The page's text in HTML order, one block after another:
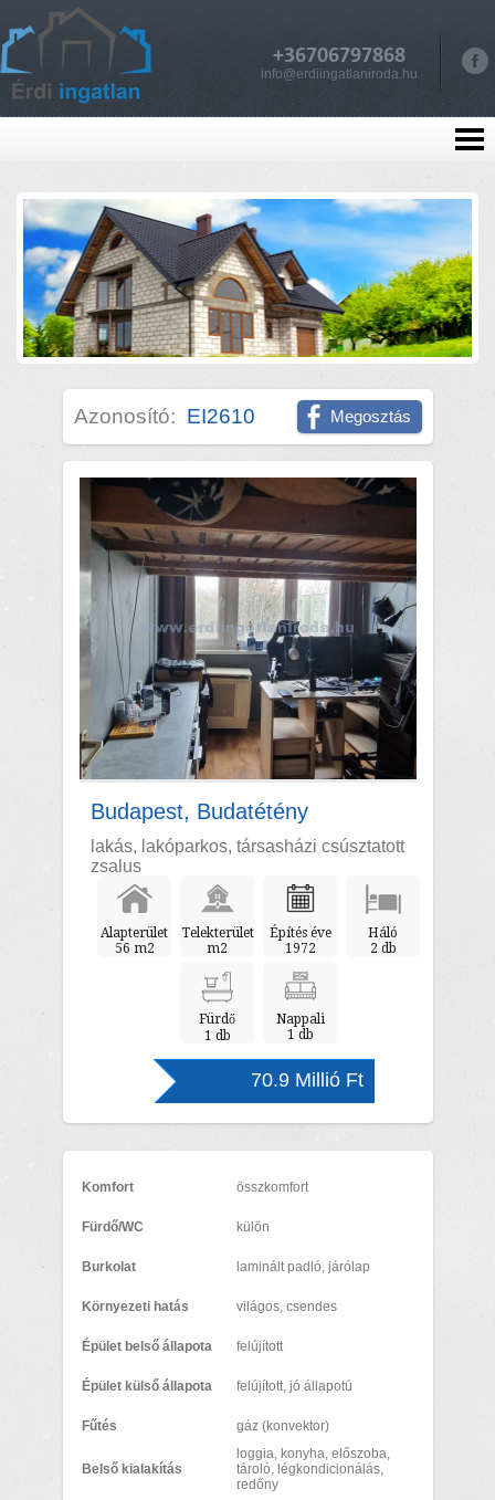
+36706797868
info@erdiingatlaniroda.hu
Azonosító: EI2610 Megosztás
Budapest, Budatétény
lakás, lakóparkos, társasházi csúsztatott
zsalus
Alapterület
56 m2
Telekterület
m2
Építés éve
1972
Háló
2 db
Fürdő
1 db
Nappali
1 db
70.9 Millió Ft
Komfort összkomfort
Fürdő/WC külön
Burkolat laminált padló, járólap
Környezeti hatás világos, csendes
Épület belső állapota felújított
Épület külső állapota felújított, jó állapotú
Fűtés gáz (konvektor)
Belső kialakítás
loggia, konyha, előszoba,
tároló, légkondicionálás,
redőny